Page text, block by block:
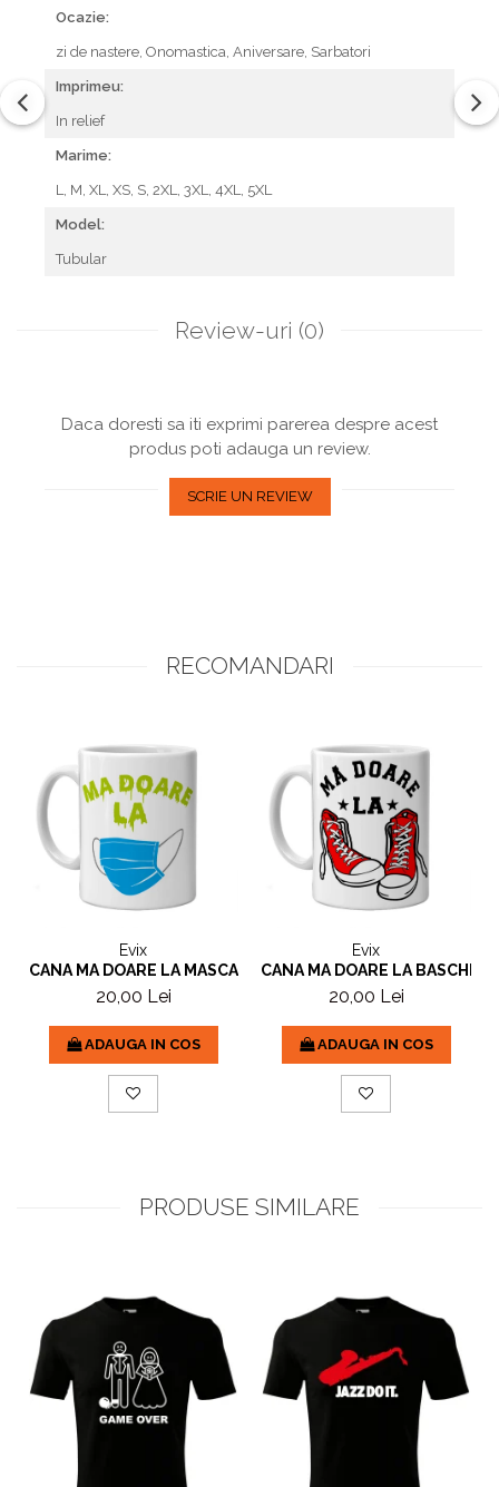
Ocazie:
zi de nastere, Onomastica, Aniversare, Sarbatori
Imprimeu:
In relief
Marime:
L, M, XL, XS, S, 2XL, 3XL, 4XL, 5XL
Model:
Tubular
Review-uri (0)
Daca doresti sa iti exprimi parerea despre acest
produs poti adauga un review.
SCRIE UN REVIEW
RECOMANDARI
Evix
CANA MA DOARE LA MASCA
20,00 Lei
ADAUGA IN COS
Evix
CANA MA DOARE LA BASCHETI
20,00 Lei
ADAUGA IN COS
PRODUSE SIMILARE